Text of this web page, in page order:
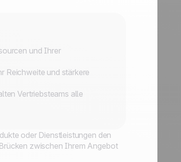
und Ihrer
Reichweite und stärkere
Vertriebsteams alle
oder Dienstleistungen den
zwischen Ihrem Angebot